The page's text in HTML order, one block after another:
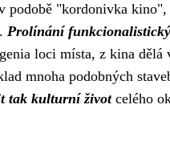
podobě "kordonivka
Prolínání
loci místa, z kina
mnoha podobných
tak kulturní životcelého